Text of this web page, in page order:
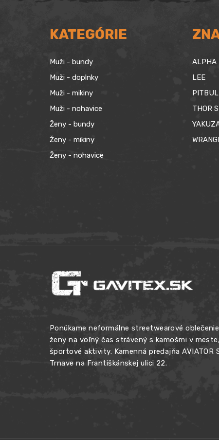
KATEGÓRIE
Muži - bundy
Muži - doplnky
Muži - mikiny
Muži - nohavice
Ženy - bundy
Ženy - mikiny
Ženy - nohavice
ALPHA
LEE
THOR
Ponúkame neformálne streetwearové
ženy na voľný čas strávený s kamošmi v
športové aktivity. Kamenná predajňa AVIATOR
Trnave na Františkánskej ulici 22.